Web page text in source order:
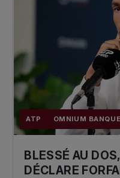
ATP OMNIUM
BLESSÉ AU
DÉCLARE